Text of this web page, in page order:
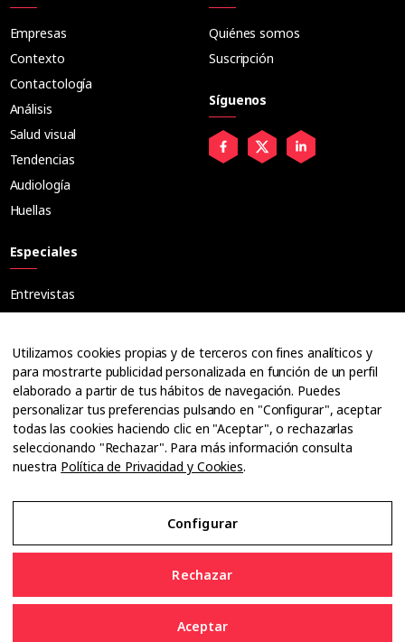
Empresas
Contexto
Contactología
Análisis
Salud visual
Tendencias
Audiología
Huellas
Especiales
Entrevistas
Ópticos
Cuadernos
Guías
Dossier
Anuarios
Ofertas de empleo
Quiénes somos
Suscripción
Síguenos
Utilizamos cookies propias y de terceros con fines analíticos y
para mostrarte publicidad personalizada en función de un perfil
elaborado a partir de tus hábitos de navegación. Puedes
personalizar tus preferencias pulsando en "Configurar", aceptar
todas las cookies haciendo clic en "Aceptar", o rechazarlas
seleccionando "Rechazar". Para más información consulta
nuestra Política de Privacidad y Cookies.
Configurar
Rechazar
Aceptar
Aviso Legal
Política de Privacidad y Cookies
Configurar